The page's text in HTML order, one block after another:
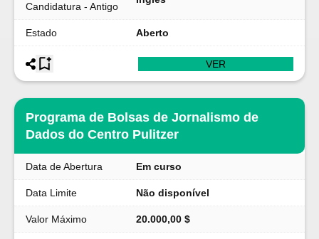
Candidatura - Antigo
Estado Aberto
VER
Programa de Bolsas de Jornalismo de
Dados do Centro Pulitzer
Data de Abertura Em curso
Data Limite Não disponível
Valor Máximo 20.000,00 $